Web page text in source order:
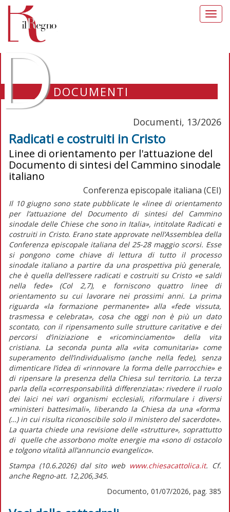
DOCUMENTI
Documenti, 13/2026
Radicati e costruiti in Cristo
Linee di orientamento per l'attuazione del
Documento di sintesi del Cammino sinodale
italiano
Conferenza episcopale italiana (CEI)
Il 10 giugno sono state pubblicate le «linee di orientamento
per l’attuazione del Documento di sintesi del Cammino
sinodale delle Chiese che sono in Italia», intitolateRadicati e
costruiti in Cristo. Erano state approvate nell’Assemblea della
Conferenza episcopale italiana del 25-28 maggio scorsi. Esse
si pongono come chiave di lettura di tutto il processo
sinodale italiano a partire da una prospettiva più generale,
che è quella dell’essere radicati e costruiti su Cristo «e saldi
nella fede» (Col 2,7), e forniscono quattro linee di
orientamento su cui lavorare nei prossimi anni. La prima
riguarda «la formazione permanente» alla «fede vissuta,
trasmessa e celebrata», cosa che oggi non è più un dato
scontato, con il ripensamento sulle strutture caritative e dei
percorsi d’iniziazione e «ricominciamento» della vita
cristiana. La seconda punta alla «vita comunitaria» come
superamento dell’individualismo (anche nella fede), senza
dimenticare l’idea di«rinnovare la forma delle parrocchie» e
di ripensare la presenza della Chiesa sul territorio. La terza
parla della«corresponsabilità differenziata»: rivedere il ruolo
dei laici nei vari organismi ecclesiali, riformulare i diversi
«ministeri battesimali», liberando la Chiesa da una«forma
(…) in cui risulta riconoscibile solo il ministero del sacerdote».
La quarta chiede una revisione delle «strutture», soprattutto
di quelle che assorbono molte energie ma«sono di ostacolo
e tolgono vitalità all’annuncio evangelico».
Stampa (10.6.2026) dal sito web www.chiesacattolica.it. Cf.
anche Regno-att. 12,206,345.
Documento, 01/07/2026, pag. 385